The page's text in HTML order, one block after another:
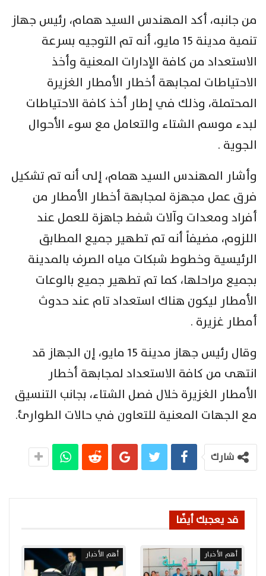
من جانبه، أكد المهندس السيد همام، رئيس جهاز
تنمية مدينة 15 مايو، أنه تم التوجيه بسرعة
الاستعداد من كافة الإدارات المعنية وأخذ
الاحتياطات لمجابهة أخطار الأمطار الغزيرة
المحتملة، وذلك في إطار أخذ كافة الاحتياطات
لبدء موسم الشتاء والتعامل مع سوء الأحوال
الجوية .
وأشار المهندس السيد همام، إلى أنه تم تشكيل
فرق عمل مجهزة لمجابهة أخطار الأمطار من
أفراد ومعدات وآلات شفط جاهزة للعمل عند
اللزوم، مضيفاً أنه تم تطهير جميع المطابق
الرئيسية وخطوط شبكات مياه الصرف بالمدينة
بجميع مراحلها، كما تم تطهير جميع بالوعات
الأمطار ليكون هناك استعداد تام عند حدوث
أمطار غزيرة .
وقال رئيس جهاز مدينة 15 مايو، إن الجهاز قد
انتهى من كافة الاستعداد لمجابهة أخطار
الأمطار الغزيرة خلال فصل الشتاء، بجانب التنسيق
مع الجهات المعنية للتعاون في حالات الطوارئ.
شارك
قد يعجبك أيضًا
أهم الأخبار أهم الأخبار